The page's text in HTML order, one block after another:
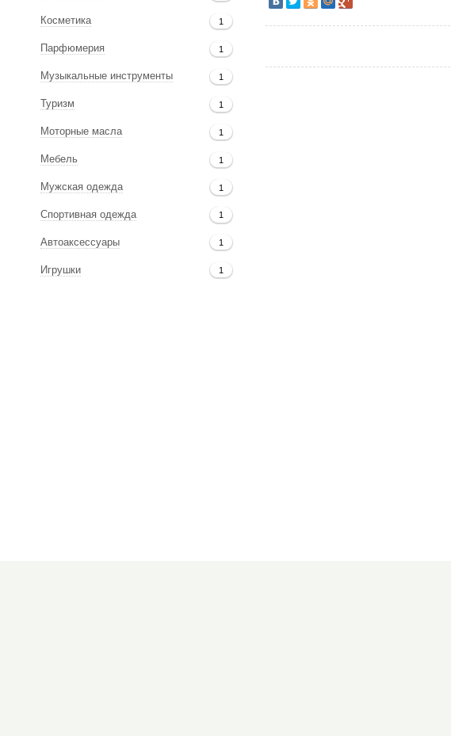
Косметика 1
Парфюмерия 1
Музыкальные инструменты 1
Туризм 1
Моторные масла 1
Мебель 1
Мужская одежда 1
Спортивная одежда 1
Автоаксессуары 1
Игрушки 1